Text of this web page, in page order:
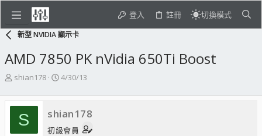
登入 註冊 切換模式
新型 NVIDIA 顯示卡
AMD 7850 PK nVidia 650Ti Boost
主
發
人
shian178
開
日
期
4/30/13
S shian178
初級會員